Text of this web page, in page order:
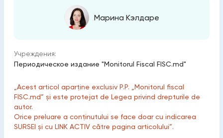
Марина Кэлдаре
Учреждения:
Периодическое издание "Monitorul Fiscal FISC.md"
„Acest articol aparține exclusiv P.P. „Monitorul fiscal
FISC.md” și este protejat de Legea privind drepturile de
autor.
Orice preluare a conținutului se face doar cu indicarea
SURSEI și cu LINK ACTIV către pagina articolului”.